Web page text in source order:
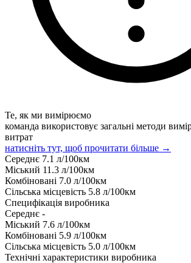
Те, як ми вимірюємо
команда використовує загальні методи
витрат
натисніть тут, щоб прочитати більше →
Середнє 7.1 л/100км
Міський 11.3 л/100км
Комбіновані 7.0 л/100км
Сільська місцевість 5.8 л/100км
Специфікація виробника
Середнє -
Міський 7.6 л/100км
Комбіновані 5.9 л/100км
Сільська місцевість 5.0 л/100км
Технічні характеристики виробника